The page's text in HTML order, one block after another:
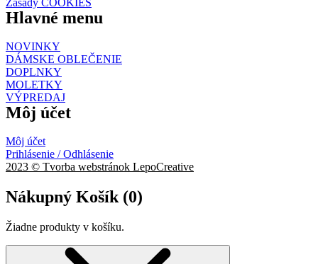
Zásady COOKIES
Hlavné menu
NOVINKY
DÁMSKE OBLEČENIE
DOPLNKY
MOLETKY
VÝPREDAJ
Môj účet
Môj účet
Prihlásenie / Odhlásenie
2023 © Tvorba webstránok LepoCreative
Nákupný Košík (0)
Žiadne produkty v košíku.